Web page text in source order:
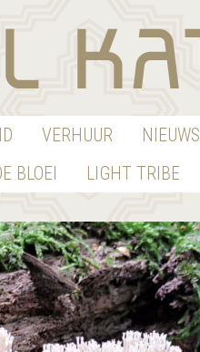
VERHUUR NIEUWS
BLOEI LIGHT TRIBE